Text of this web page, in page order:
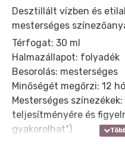
Desztillált vízben és
mesterséges
Térfogat: 30 ml
Halmazállapot: folyadék
Besorolás: mesterséges
Minőségét megőrzi: 12
Mesterséges
teljesítményére és
gyakorolhat")